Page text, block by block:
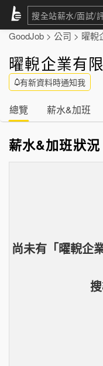
GoodJob > 公司 > 曜輗
曜輗企業有
有新資料時通知我
總覽 薪水&加班
薪水&加班狀況
尚未有「曜輗企